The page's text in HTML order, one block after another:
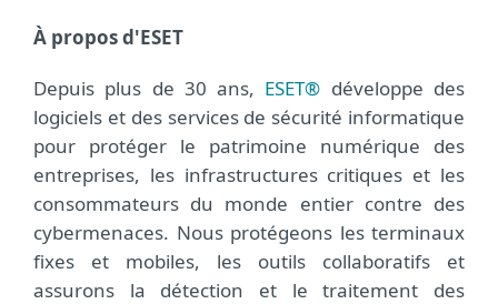
À propos d'ESET
Depuis plus de 30 ans, ESET® développe des
logiciels et des services de sécurité informatique
pour protéger le patrimoine numérique des
entreprises, les infrastructures critiques et les
consommateurs du monde entier contre des
cybermenaces. Nous protégeons les terminaux
fixes et mobiles, les outils collaboratifs et
assurons la détection et le traitement des